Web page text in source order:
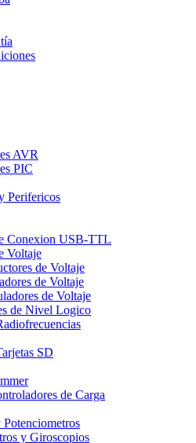
AVR
PIC
Perifericos
Conexion USB-TTL
Voltaje
de Voltaje
de Voltaje
de Voltaje
de Nivel Logico
SD
de Carga
Potenciometros
y Giroscopios